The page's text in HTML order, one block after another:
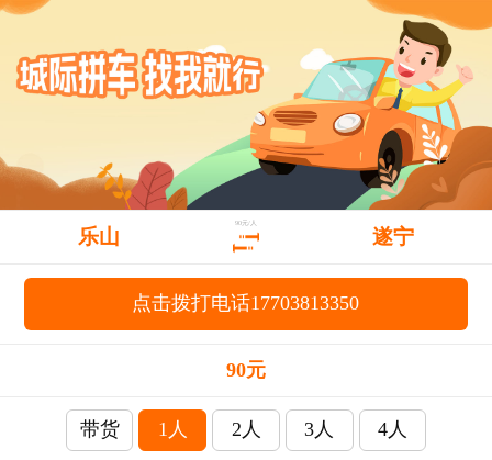
乐山
90元/人
遂宁
点击拨打电话17703813350
90元
带货 1人 2人 3人 4人